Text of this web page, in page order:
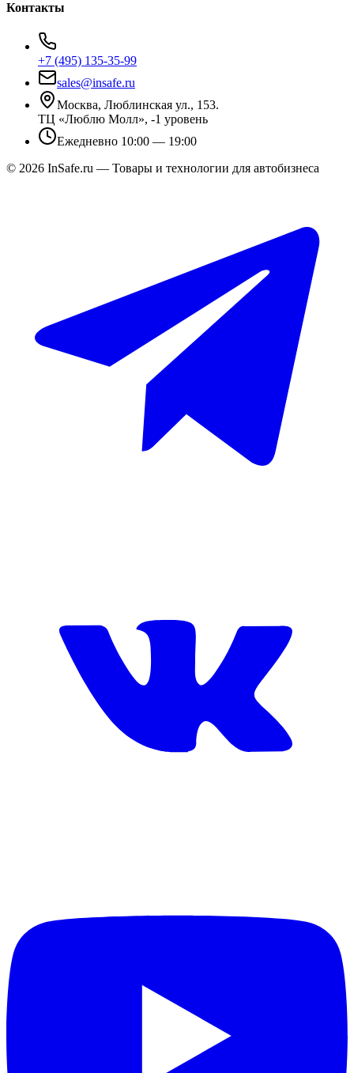
Контакты
+7 (495) 135-35-99
sales@insafe.ru
Москва, Люблинская ул., 153.
ТЦ «Люблю Молл», -1 уровень
Ежедневно 10:00 — 19:00
© 2026 InSafe.ru — Товары и технологии для автобизнеса